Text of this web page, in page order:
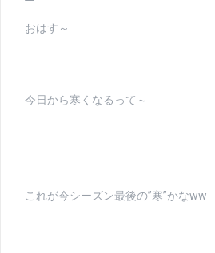
おはす～
今日から寒くなるって～
これが今シーズン最後の”寒”かなww